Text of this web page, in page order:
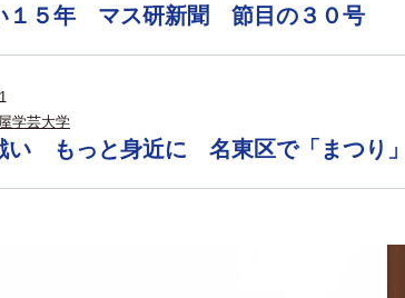
１５年 マス研新聞 節目の３０号
学芸大学
い もっと身近に 名東区で「まつり